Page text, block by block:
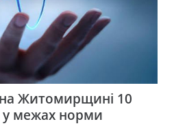
Житомирщині 10
у межах норми